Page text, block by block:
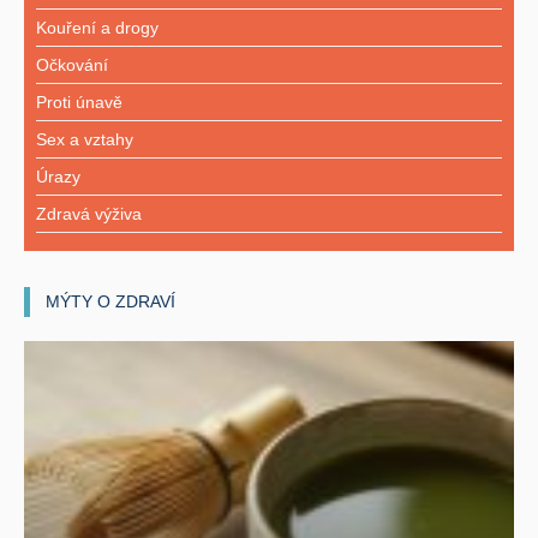
Kouření a drogy
Očkování
Proti únavě
Sex a vztahy
Úrazy
Zdravá výživa
MÝTY O ZDRAVÍ